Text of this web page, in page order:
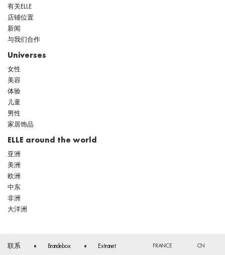
有关ELLE
店铺位置
新闻
与我们合作
Universes
女性
美容
体验
儿童
男性
家居饰品
ELLE around the world
亚洲
美洲
欧洲
中东
非洲
大洋洲
联系 Brandebox Extranet CN
FRANCE